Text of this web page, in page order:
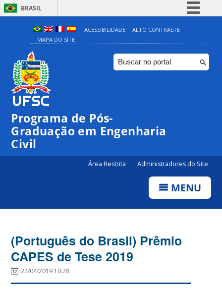
BRASIL
Simplifique!
Comunica BR
Participe
ACESSIBILIDADE
ALTO CONTRASTE
MAPA DO SITE
Programa de Pós-
Graduação em Engenharia
Civil
Área Restrita Administradores do Site
MENU
(Português do Brasil) Prêmio
CAPES de Tese 2019
22/04/2019 10:28